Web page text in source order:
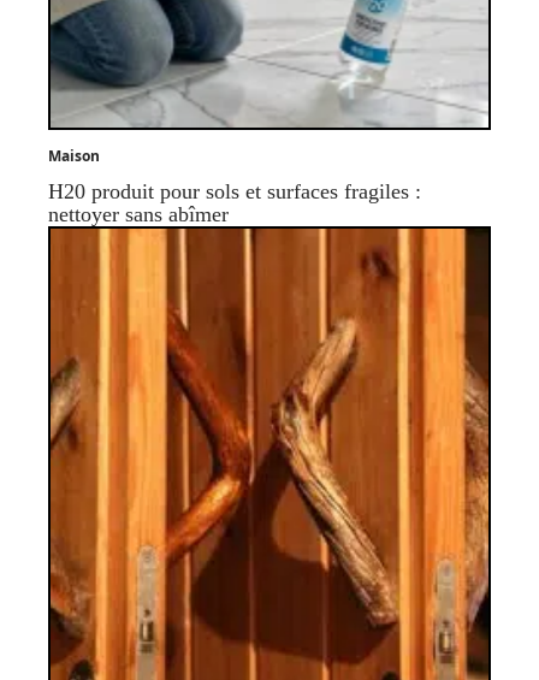
Maison
H20 produit pour sols et surfaces fragiles :
nettoyer sans abîmer